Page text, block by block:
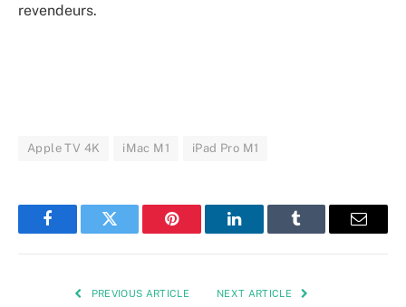
revendeurs.
Apple TV 4K iMac M1 iPad Pro M1
FacebookTwitter Pinterest LinkedInTumblr Email
PREVIOUS ARTICLE NEXT ARTICLE